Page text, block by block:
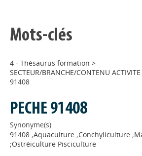
Mots-clés
4 - Thésaurus formation >
SECTEUR/BRANCHE/CONTENU
91408
PECHE 91408
Synonyme(s)
91408 ;Aquaculture ;Conchyliculture
;Ostréiculture Pisciculture